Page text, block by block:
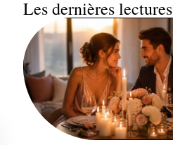
Les dernières lectures